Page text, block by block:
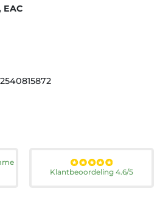
EAC
Klantbeoordeling 4.6/5